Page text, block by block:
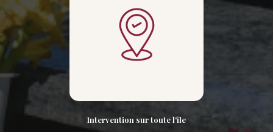
Intervention sur toute l'île